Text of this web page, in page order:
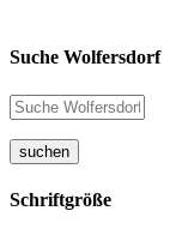
Suche Wolfersdorf
suchen
Schriftgröße